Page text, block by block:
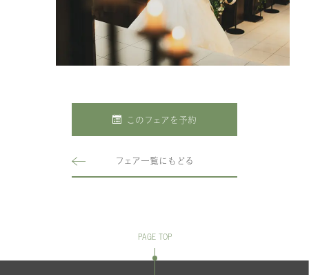
このフェアを予約
フェア一覧にもどる
PAGE TOP